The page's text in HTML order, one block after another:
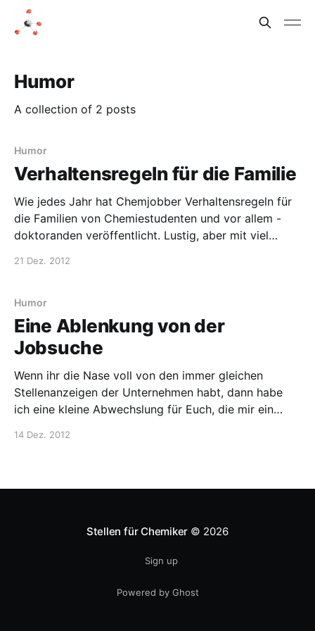
Humor
A collection of 2 posts
Humor
Verhaltensregeln für die Familie
Wie jedes Jahr hat Chemjobber Verhaltensregeln für
die Familien von Chemiestudenten und vor allem -
doktoranden veröffentlicht. Lustig, aber mit viel
21 Dez. 2012
Humor
Eine Ablenkung von der
Jobsuche
Wenn ihr die Nase voll von den immer gleichen
Stellenanzeigen der Unternehmen habt, dann habe
ich eine kleine Abwechslung für Euch, die mir ein
14 Dez. 2012
Stellen für Chemiker © 2026
Sign up
Powered by Ghost